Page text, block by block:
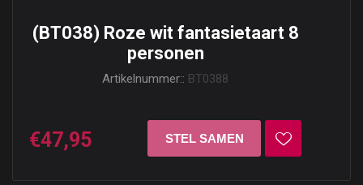
(BT038) Roze wit fantasietaart 8
personen
Artikelnummer:: BT0388
€47,95